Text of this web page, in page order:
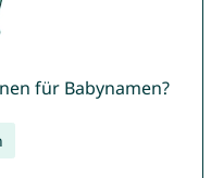
für Babynamen?